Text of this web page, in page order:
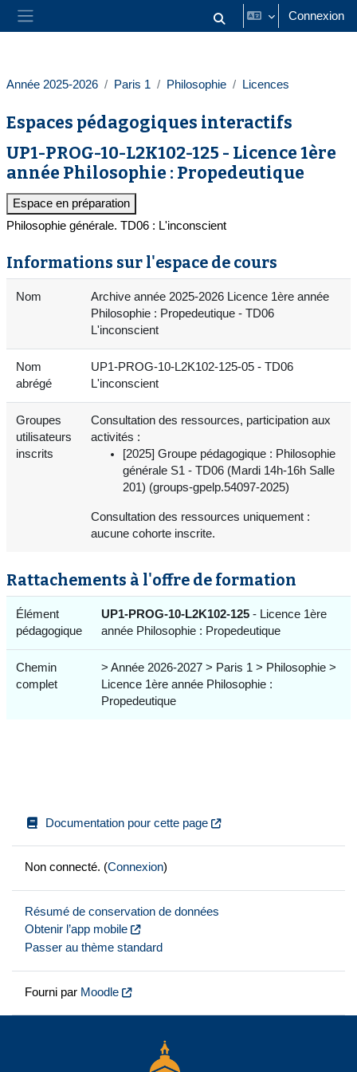
Passer au contenu principal
Panneau latéral Activer/désactiver la saisie
Connexion
Année 2025-2026 Paris 1 Philosophie Licences
Espaces pédagogiques interactifs
UP1-PROG-10-L2K102-125 - Licence 1ère
année Philosophie : Propedeutique
Espace en préparation
Philosophie générale. TD06 : L'inconscient
Informations sur l'espace de cours
Nom
Archive année 2025-2026 Licence 1ère année
Philosophie : Propedeutique - TD06
L'inconscient
Nom
abrégé
UP1-PROG-10-L2K102-125-05 - TD06
L'inconscient
Groupes
utilisateurs
inscrits
Consultation des ressources, participation aux
activités :
[2025] Groupe pédagogique : Philosophie
générale S1 - TD06 (Mardi 14h-16h Salle
201) (groups-gpelp.54097-2025)
Consultation des ressources uniquement :
aucune cohorte inscrite.
Rattachements à l'offre de formation
Élément
pédagogique
UP1-PROG-10-L2K102-125 - Licence 1ère
année Philosophie : Propedeutique
Chemin
complet
> Année 2026-2027 > Paris 1 > Philosophie >
Licence 1ère année Philosophie :
Propedeutique
Documentation pour cette page
Non connecté. (Connexion)
Résumé de conservation de données
Obtenir l’app mobile
Passer au thème standard
Fourni par Moodle